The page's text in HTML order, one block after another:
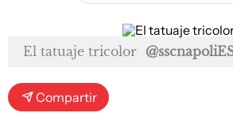
El tatuaje tricolor
Compartir